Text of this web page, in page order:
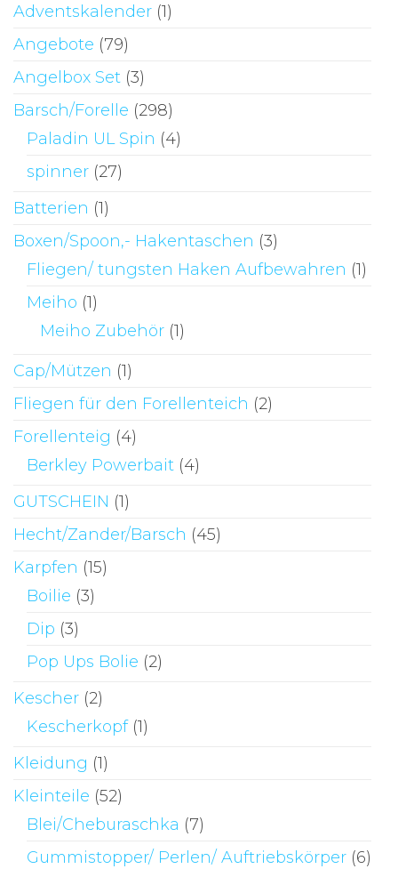
Adventskalender (1)
Angebote (79)
Angelbox Set (3)
Barsch/Forelle (298)
Paladin UL Spin (4)
spinner (27)
Batterien (1)
Boxen/Spoon,- Hakentaschen (3)
Fliegen/ tungsten Haken Aufbewahren (1)
Meiho (1)
Meiho Zubehör (1)
Cap/Mützen (1)
Fliegen für den Forellenteich (2)
Forellenteig (4)
Berkley Powerbait (4)
GUTSCHEIN (1)
Hecht/Zander/Barsch (45)
Karpfen (15)
Boilie (3)
Dip (3)
Pop Ups Bolie (2)
Kescher (2)
Kescherkopf (1)
Kleidung (1)
Kleinteile (52)
Blei/Cheburaschka (7)
Gummistopper/ Perlen/ Auftriebskörper (6)